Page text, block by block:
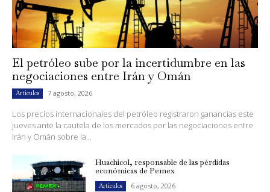
El petróleo sube por la incertidumbre en las
negociaciones entre Irán y Omán
Artículos 7 agosto, 2026
Los precios internacionales del petróleo registraron ganancias este
jueves ante la cautela de los mercados por las negociaciones entre
Irán y Omán sobre la...
Huachicol, responsable de las pérdidas
económicas de Pemex
Artículos 6 agosto, 2026